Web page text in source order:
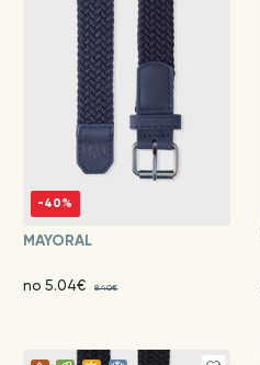
-40%
MAYORAL
no 5.04€ 8.40€